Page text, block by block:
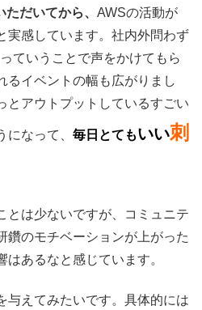
だいてから、 AWSの活動が
実感しています。社内外問わず
ていうことで声をかけてもら
るイベントの幅も広がりまし
とアウトプットしているすごい
になって、 毎日とてもいい刺
とは少ないですが、コミュニテ
鑽のモチベーションが上がった
はあるなと感じています。
与えてみたいです。具体的には